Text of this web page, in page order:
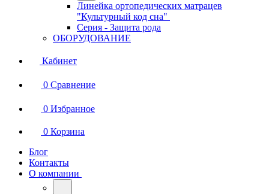
Линейка ортопедических матрацев
"Культурный код сна"
Серия - Защита рода
ОБОРУДОВАНИЕ
Кабинет
0 Сравнение
0 Избранное
0 Корзина
Блог
Контакты
О компании